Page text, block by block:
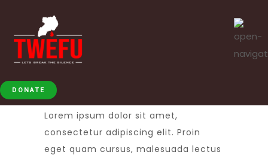
DONATE
Lorem ipsum dolor sit amet,
consectetur adipiscing elit. Proin
eget quam cursus, malesuada lectus